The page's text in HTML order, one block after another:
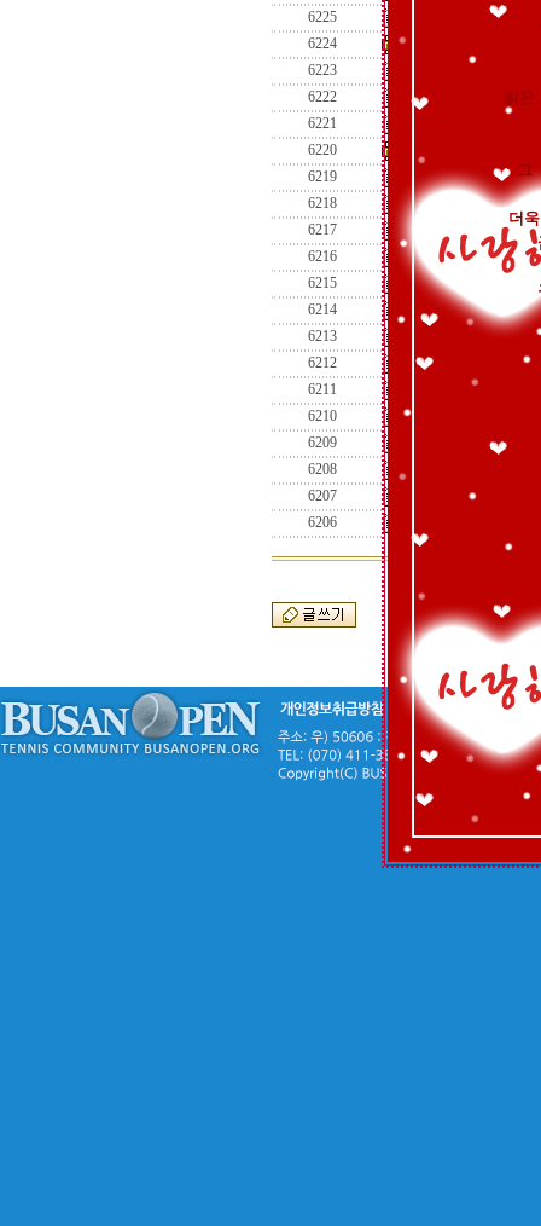
밝
그
더
6225
작은 배려가 아름
6224
6223
6222
추석 잘쉬셨는지
6221
6220
6219
풍성한 한가위 되
6218
문상
6217
독일 여성이 부른
6216
한가위 [14]
6215
가을을 시작하며
6214
추석을 앞두고 ,,,
6213
교복시절에 신나
6212
세종대왕의 새 직
6211
사랑 한살림 장만
6210
6209
첫 정모 - 좋은 놈
6208
6207
STILL THE ONE
6206